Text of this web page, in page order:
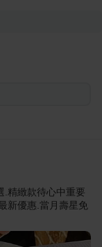
.精緻款待心中重要
新優惠.當月壽星免